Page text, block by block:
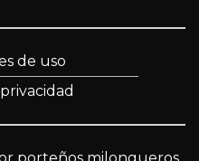
de uso
porteños milongueros